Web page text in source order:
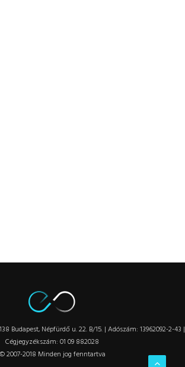
Budapest, Népfürdő u. 22. B/15. | Adószám: 13962092-2-43 |
Cégjegyzékszám: 01 09 882028
© 2007-2018 Minden jog fenntartva